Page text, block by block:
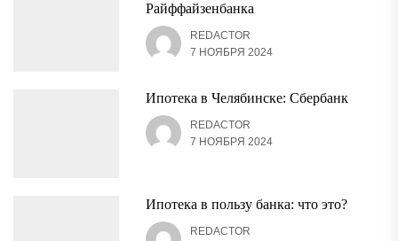
Райффайзенбанка
REDACTOR
7 НОЯБРЯ 2024
Ипотека в Челябинске: Сбербанк
REDACTOR
7 НОЯБРЯ 2024
Ипотека в пользу банка: что это?
REDACTOR